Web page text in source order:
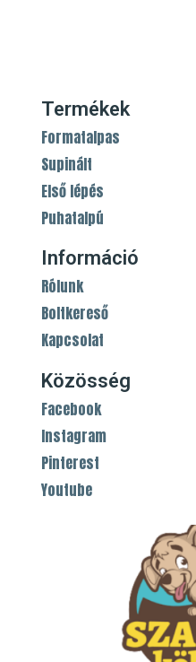
Termékek
Formatalpas
Supinált
Első lépés
Puhatalpú
Információ
Rólunk
Boltkereső
Kapcsolat
Közösség
Facebook
Instagram
Pinterest
Youtube